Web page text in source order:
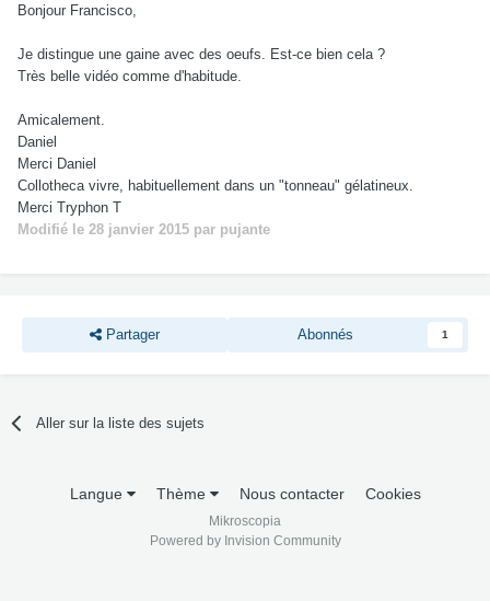
Bonjour Francisco,
Je distingue une gaine avec des oeufs. Est-ce bien cela ?
Très belle vidéo comme d'habitude.
Amicalement.
Daniel
Merci Daniel
Collotheca vivre , habituellement dans un "tonneau" gélatineux.
Merci Tryphon T
Modifié le 28 janvier 2015 par pujante
Partager Abonnés 1
Aller sur la liste des sujets
Langue Thème Nous contacter Cookies
Mikroscopia
Powered by Invision Community